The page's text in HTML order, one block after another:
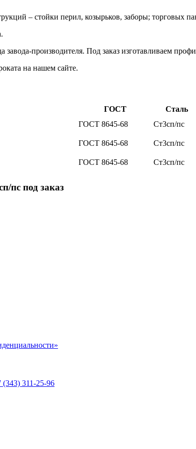
– стойки перил, козырьков, заборы; торговых
производителя. Под заказ изготавливаем
на нашем сайте.
ГОСТ Сталь
ГОСТ 8645-68 Ст3сп/пс
ГОСТ 8645-68 Ст3сп/пс
ГОСТ 8645-68 Ст3сп/пс
пс под заказ
(343) 311-25-96